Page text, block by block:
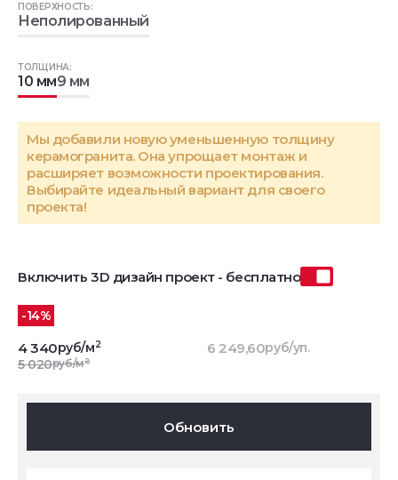
ТОЛЩИНА:
10 мм9 мм
ПОВЕРХНОСТЬ:
Неполированный
Мы добавили новую уменьшенную толщину
керамогранита. Она упрощает монтаж и
расширяет возможности проектирования.
Выбирайте идеальный вариант для своего
проекта!
Включить 3D дизайн проект - бесплатно
-14%
4 340руб/м2
5 020руб/м2
6 249,60руб/уп.
Обновить